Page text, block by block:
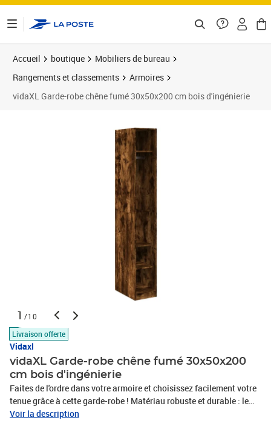
Accueil boutique
Mobiliers de bureau
Rangements et classements
Armoires
vidaXL Garde-robe chêne fumé 30x50x200 cm bois d'ingénierie
1 /10
Livraison offerte
Vidaxl
vidaXL Garde-robe chêne fumé 30x50x200
cm bois d'ingénierie
Faites de l'ordre dans votre armoire et choisissez facilement votre
tenue grâce à cette garde-robe ! Matériau robuste et durable : le
bois d'ingénierie est d'une qualité exceptionnelle avec une surface
Voir la description